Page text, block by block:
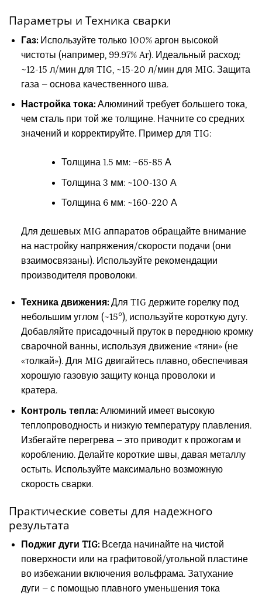
Параметры и Техника сварки
Газ:Используйте только 100% аргон высокой
чистоты (например, 99.97% Ar). Идеальный расход:
~12-15 л/мин для TIG, ~15-20 л/мин для MIG. Защита
газа – основа качественного шва.
Настройка тока:Алюминий требует большего тока,
чем сталь при той же толщине. Начните со средних
значений и корректируйте. Пример для TIG:
Толщина 1.5 мм: ~65-85 А
Толщина 3 мм: ~100-130 А
Толщина 6 мм: ~160-220 А
Для дешевых MIG аппаратов обращайте внимание
на настройку напряжения/скорости подачи (они
взаимосвязаны). Используйте рекомендации
производителя проволоки.
Техника движения:Для TIG держите горелку под
небольшим углом (~15°), используйте короткую дугу.
Добавляйте присадочный пруток в переднюю кромку
сварочной ванны, используя движение «тяни» (не
«толкай»). Для MIG двигайтесь плавно, обеспечивая
хорошую газовую защиту конца проволоки и
кратера.
Контроль тепла:Алюминий имеет высокую
теплопроводность и низкую температуру плавления.
Избегайте перегрева – это приводит к прожогам и
короблению. Делайте короткие швы, давая металлу
остыть. Используйте максимально возможную
скорость сварки.
Практические советы для надежного
результата
Поджиг дуги TIG:Всегда начинайте на чистой
поверхности или на графитовой/угольной пластине
во избежании включения вольфрама. Затухание
дуги – с помощью плавного уменьшения тока